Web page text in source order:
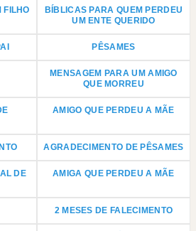
FILHO
BÍBLICAS PARA QUEM PERDEU
UM ENTE QUERIDO
PÊSAMES
MENSAGEM PARA UM AMIGO
QUE MORREU
AMIGO QUE PERDEU A MÃE
AGRADECIMENTO DE PÊSAMES
DE
AMIGA QUE PERDEU A MÃE
2 MESES DE FALECIMENTO